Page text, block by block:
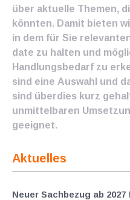
über aktuelle Themen,
könnten. Damit bieten
in dem für Sie
date zu halten und
Handlungsbedarf zu
sind eine Auswahl und
sind überdies kurz
unmittelbaren
geeignet.
Aktuelles
Neuer Sachbezug ab